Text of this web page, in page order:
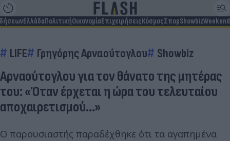
ΕλλάδαΠολιτικήΟικονομίαΕπιχειρήσειςΚόσμοςΣπορShowbizWeekend
LIFE Γρηγόρης Αρναούτογλου Showbiz
Αρναούτογλου για τον θάνατο της μητέρας
του: «Όταν έρχεται η ώρα του τελευταίου
αποχαιρετισμού...»
Ο παρουσιαστής παραδέχθηκε ότι τα αγαπημένα